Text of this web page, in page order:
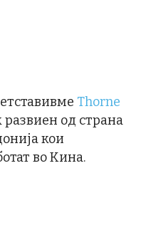
Thorne
од страна
кои
во Кина.